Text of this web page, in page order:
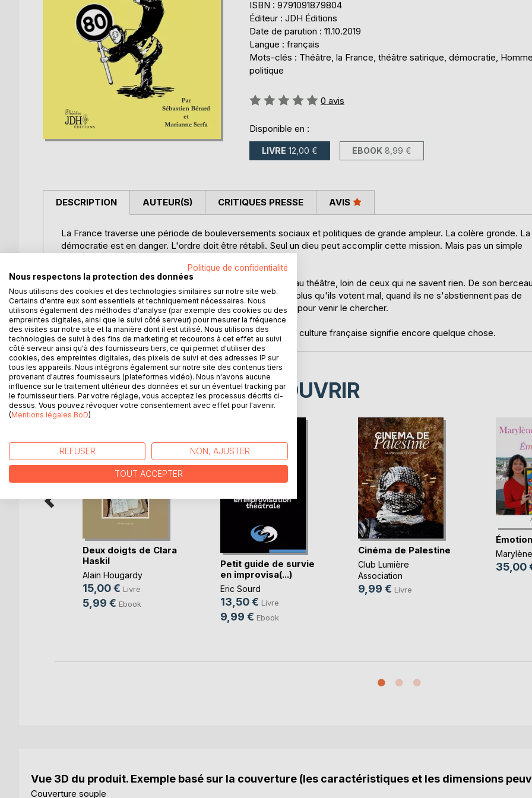
ISBN : 9791091879804
Éditeur : JDH Éditions
Date de parution : 11.10.2019
Langue : français
Mots-clés : Théâtre, la France, théâtre satirique, démocratie,
politique
Évaluation:
0 avis
Disponible en :
LIVRE 12,00 € EBOOK 8,99 €
DESCRIPTION
La France traverse une période de bouleversements sociaux et politiques de grande ampleur. La colère gronde. La
démocratie est en danger. L'ordre doit être rétabli. Seul un dieu peut accomplir cette mission. Mais pas un simple
En attendant son destin qu'il savait fameux, Jupiter jouait au théâtre, loin de ceux qui ne savent rien. De son
jusqu'au palais, a-t-il déjà regardé les pauvres ? D'autant plus qu'ils votent mal, quand ils ne s'abstiennent pas de
voter. Alors eux aussi ont décidé de se mettre en marche pour venir le chercher.
Cette pièce s'adresse aux gaulois réfractaires, pour qui la culture française signifie encore quelque chose.
AUTEUR(S) CRITIQUES PRESSE AVIS
D’AUTRES TITRES À DÉCOUVRIR
Deux doigts de Clara
Haskil
Alain Hougardy
15,00 € Livre
5,99 € Ebook
Petit guide de survie
en improvisa(...)
Eric Sourd
13,50 € Livre
9,99 € Ebook
Cinéma de Palestine
Club Lumière
Association
9,99 € Livre
35,00
Vue 3D du produit. Exemple basé sur la couverture (les caractéristiques et les dimensions
Couverture souple
Politique de confidentialité
Nous respectons la protection des données
Nous utilisons des cookies et des technologies similaires sur notre site web.
Certains d'entre eux sont essentiels et techniquement nécessaires. Nous
utilisons également des méthodes d'analyse (par exemple des cookies ou des
empreintes digitales, ainsi que le suivi côté serveur) pour mesurer la fréquence
des visites sur notre site et la manière dont il est utilisé. Nous utilisons des
technologies de suivi à des fins de marketing et recourons à cet effet au suivi
côté serveur ainsi qu'à des fournisseurs tiers, ce qui permet d'utiliser des
cookies, des empreintes digitales, des pixels de suivi et des adresses IP sur
tous les appareils. Nous intégrons également sur notre site des contenus tiers
provenant d'autres fournisseurs (plateformes vidéo). Nous n'avons aucune
influence sur le traitement ultérieur des données et sur un éventuel tracking par
le fournisseur tiers. Par votre réglage, vous acceptez les processus décrits ci-
dessus. Vous pouvez révoquer votre consentement avec effet pour l'avenir.
(Mentions légales BoD)
REFUSER NON, AJUSTER
TOUT ACCEPTER